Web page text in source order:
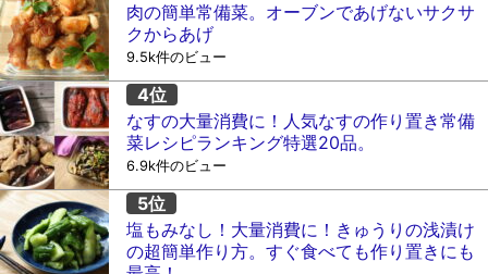
肉の簡単常備菜。オーブンであげないサクサ
クからあげ
9.5k件のビュー
なすの大量消費に！人気なすの作り置き常備
菜レシピランキング特選20品。
6.9k件のビュー
塩もみなし！大量消費に！きゅうりの浅漬け
の超簡単作り方。すぐ食べても作り置きにも